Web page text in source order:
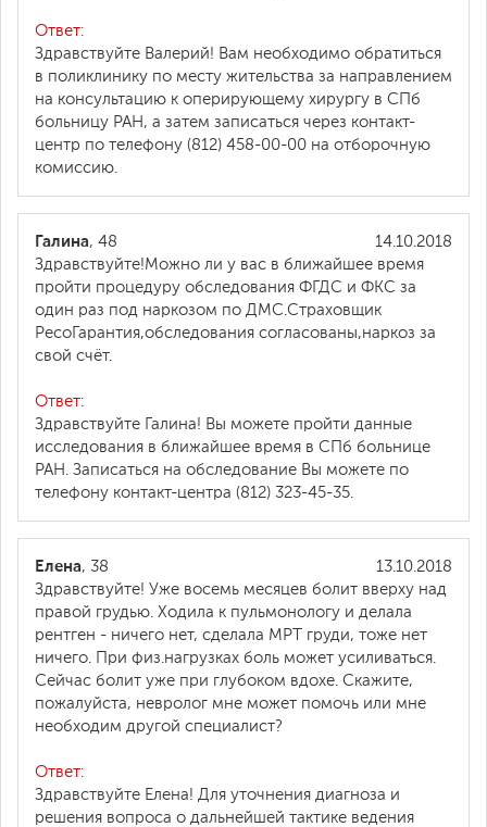
Ответ:
Здравствуйте Валерий! Вам необходимо обратиться
в поликлинику по месту жительства за направлением
на консультацию к оперирующему хирургу в СПб
больницу РАН, а затем записаться через контакт-
центр по телефону (812) 458-00-00 на отборочную
комиссию.
14.10.2018
Галина, 48
Здравствуйте!Можно ли у вас в ближайшее время
пройти процедуру обследования ФГДС и ФКС за
один раз под наркозом по ДМС.Страховщик
РесоГарантия,обследования согласованы,наркоз за
свой счёт.
Ответ:
Здравствуйте Галина! Вы можете пройти данные
исследования в ближайшее время в СПб больнице
РАН. Записаться на обследование Вы можете по
телефону контакт-центра (812) 323-45-35.
13.10.2018
Елена, 38
Здравствуйте! Уже восемь месяцев болит вверху над
правой грудью. Ходила к пульмонологу и делала
рентген - ничего нет, сделала МРТ груди, тоже нет
ничего. При физ.нагрузках боль может усиливаться.
Сейчас болит уже при глубоком вдохе. Скажите,
пожалуйста, невролог мне может помочь или мне
необходим другой специалист?
Ответ:
Здравствуйте Елена! Для уточнения диагноза и
решения вопроса о дальнейшей тактике ведения